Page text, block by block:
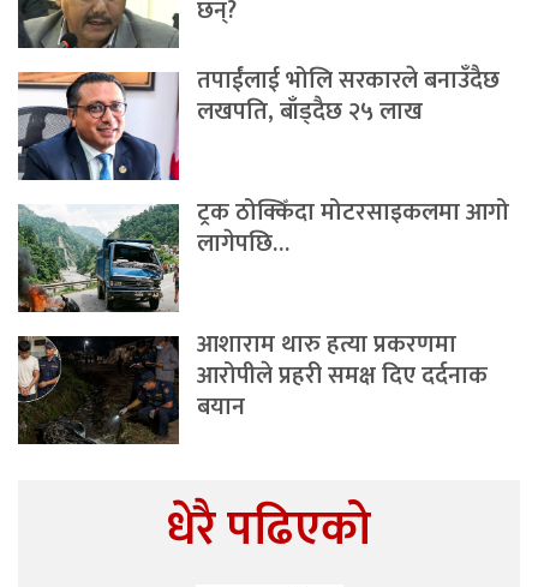
छन्?
तपाईंलाई भोलि सरकारले बनाउँदैछ
लखपति, बाँड्दैछ २५ लाख
ट्रक ठोक्किँदा मोटरसाइकलमा आगो
लागेपछि…
आशाराम थारु हत्या प्रकरणमा
आरोपीले प्रहरी समक्ष दिए दर्दनाक
बयान
धेरै पढिएको